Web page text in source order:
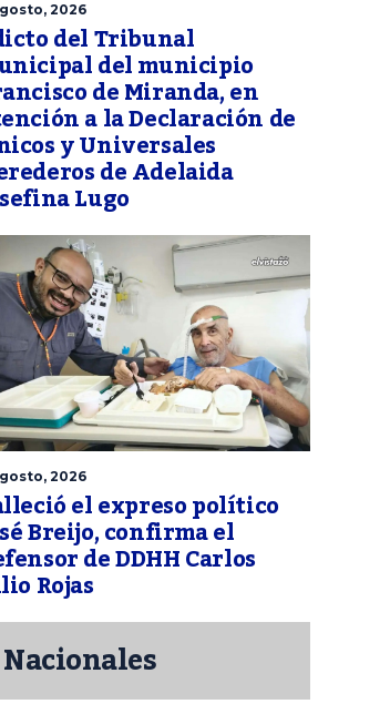
2026
del Tribunal
del municipio
de Miranda, en
a la Declaración de
y Universales
de Adelaida
Lugo
2026
el expreso político
Breijo, confirma el
de DDHH Carlos
Rojas
Nacionales